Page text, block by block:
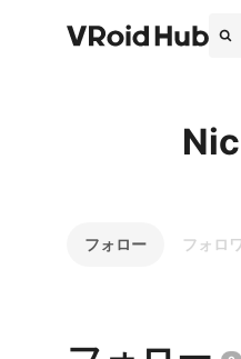
フォロー フォロ